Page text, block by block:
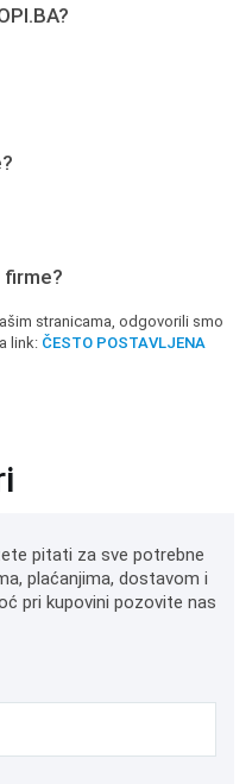
firme?
stranicama, odgovorili smo
link: ČESTO POSTAVLJENA
pitati za sve potrebne
plaćanjima, dostavom i
pri kupovini pozovite nas